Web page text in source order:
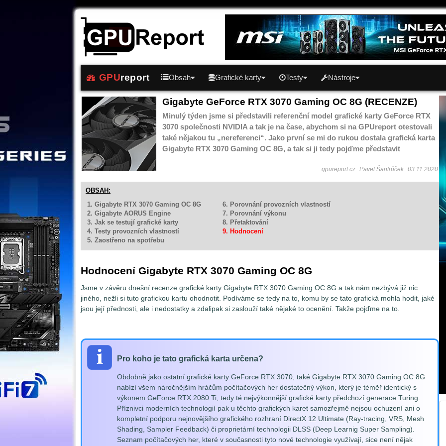
GPUreport Obsah Grafické karty Testy Nástroje
Gigabyte GeForce RTX 3070 Gaming OC 8G (RECENZE)
Minulý týden jsme si představili referenční model grafické karty GeForce RTX
3070 společnosti NVIDIA a tak je na čase, abychom si na GPUreport otestovali
také nějakou tu „nereferenci“. Jako první se mi do rukou dostala grafická karta
Gigabyte RTX 3070 Gaming OC 8G, a tak si ji tedy pojďme představit
gpureport.cz Pavel Šantrůček 03.11.2020
OBSAH:
1. Gigabyte RTX 3070 Gaming OC 8G
6. Porovnání provozních vlastností
2. Gigabyte AORUS Engine
7. Porovnání výkonu
3. Jak se testují grafické karty
8. Přetaktování
4. Testy provozních vlastností
9. Hodnocení
5. Zaostřeno na spotřebu
Hodnocení Gigabyte RTX 3070 Gaming OC 8G
Jsme v závěru dnešní recenze grafické karty Gigabyte RTX 3070 Gaming OC 8G a tak nám nezbývá již nic
jiného, nežli si tuto grafickou kartu ohodnotit. Podíváme se tedy na to, komu by se tato grafická mohla hodit, jaké
jsou její přednosti, ale i nedostatky a zdalipak si zaslouží také nějaké to ocenění. Takže pojďme na to.
Pro koho je tato grafická karta určena?
Obdobně jako ostatní grafické karty GeForce RTX 3070, také Gigabyte RTX 3070 Gaming OC 8G
nabízí všem náročnějším hráčům počítačových her dostatečný výkon, který je téměř identický s
výkonem GeForce RTX 2080 Ti, tedy té nejvýkonnější grafické karty předchozí generace Turing.
Příznivci moderních technologií pak u těchto grafických karet samozřejmě nejsou ochuzení ani o
kompletní podporu nejnovějšího grafického rozhraní DirectX 12 Ultimate (Ray-tracing, VRS, Mesh
Shading, Sampler Feedback) či proprietární technologii DLSS (Deep Learnig Super Sampling).
Seznam počítačových her, které v současnosti tyto nové technologie využívají, sice není nějak